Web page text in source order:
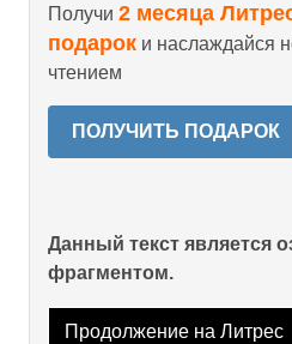
Получи 2 месяца
подарок и наслаждайся
чтением
ПОЛУЧИТЬ ПОДАРОК
Данный текст является
фрагментом.
Продолжение на Литрес